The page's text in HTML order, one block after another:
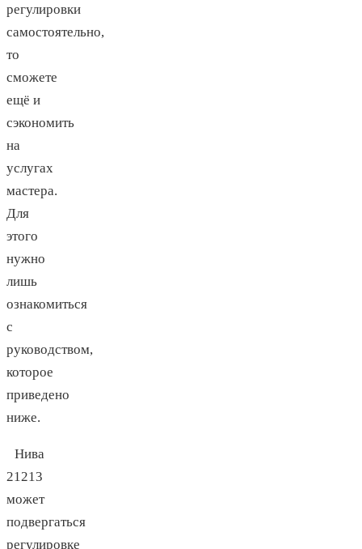
регулировки
самостоятельно,
то
сможете
ещё и
сэкономить
на
услугах
мастера.
Для
этого
нужно
лишь
ознакомиться
с
руководством,
которое
приведено
ниже.
Нива
21213
может
подвергаться
регулировке